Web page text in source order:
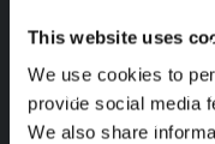
This website uses
We use cookies to
provide social media
We also share
Regístrate